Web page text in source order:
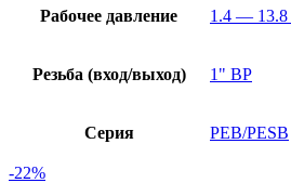
Рабочее давление 1.4 — 13.8
Резьба (вход/выход) 1" ВР
Серия PEB/PESB
-22%